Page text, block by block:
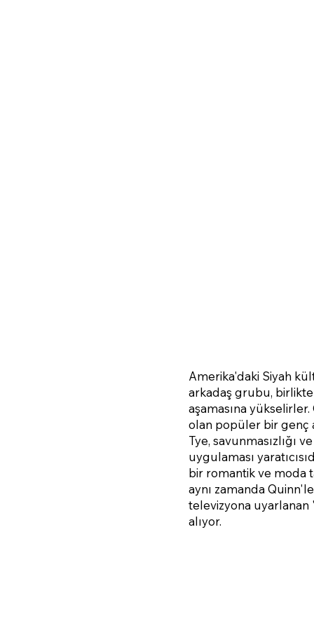
Amerika'daki Siyah
arkadaş grubu,
aşamasına
olan popüler bir genç
Tye, savunmasızlığı
uygulaması
bir romantik ve moda
aynı zamanda
televizyona uyarlanan
alıyor.